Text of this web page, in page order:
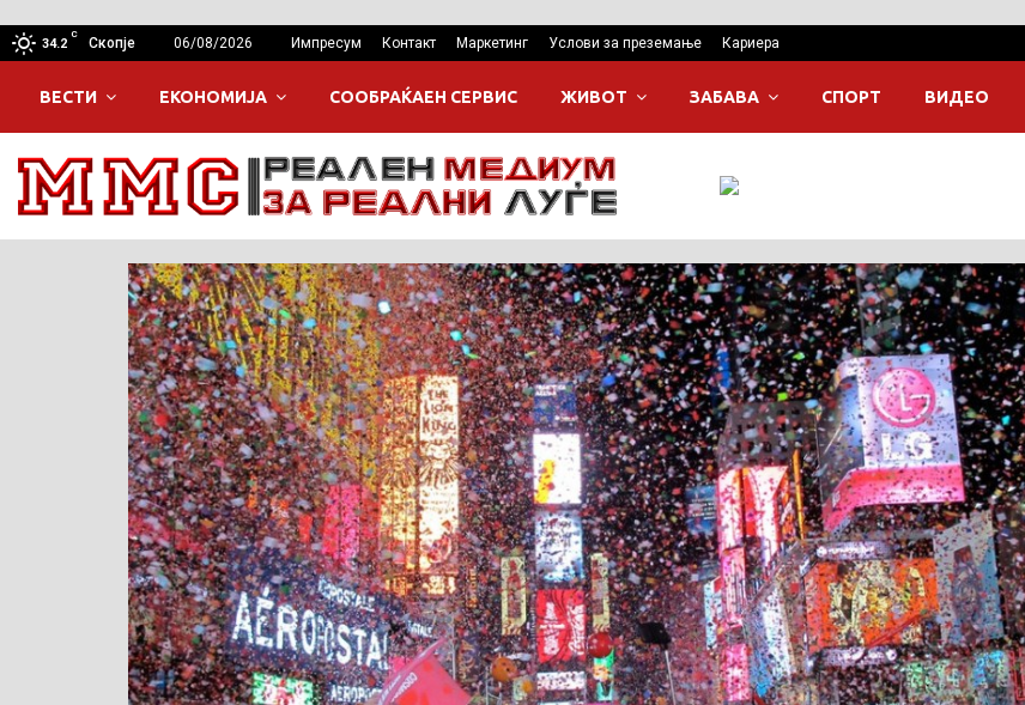
34.2
C
Скопје 06/08/2026 Импресум Контакт Маркетинг Услови за преземање Кариера
ВЕСТИ ЕКОНОМИЈА СООБРАЌАЕН СЕРВИС ЖИВОТ ЗАБАВА СПОРТ ВИДЕО